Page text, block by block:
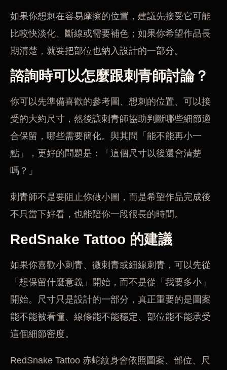
如果你想刺在容易摩擦的位置，建議先接受它可能
比較快淡化、斷線或需要補色；如果你希望作品長
期清楚，就要把部位也納入設計的一部分。
諮詢時可以怎麼跟刺青師討論？
你可以先準備喜歡的參考圖、想刺的位置、可以接
受的大約尺寸，然後讓刺青師協助判斷哪些細節適
合保留，哪些需要簡化。與其問「能不能再小一
點」，更好的問題是：「這個尺寸以後還會清楚
嗎？」
刺青師不是要阻止你做小圖，而是希望作品完成後
不只當下好看，也能陪你一段很長的時間。
RedSnake Tattoo 的建議
如果你喜歡小刺青、微刺青或細線刺青，可以先從
「想保留什麼意義」開始，而不是從「我要多小」
開始。尺寸只是設計的一部分，真正重要的是圖案
能不能被看懂、線條能不能穩定、部位能不能承受
這個細節密度。
RedSnake Tattoo 赤蛇紋身會依照圖案、部位、尺